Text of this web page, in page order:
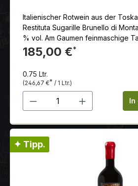
Italienischer Rotwein aus der
Restituta Sugarille Brunello di
% vol. Am Gaumen feinmaschige
reife, süße Frucht, gut integriertes
eindrucksvoll das Finale.
185,00 €*
0.75 Ltr.
(246,67 €* / 1 Ltr.)
Produkt Anzahl: GibIn
✦ Tipp.